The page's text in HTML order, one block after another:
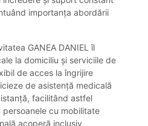
importanța abordării
GANEA DANIEL îl
la domiciliu și serviciile de
de acces la îngrijire
de asistență medicală
facilitând astfel
cu mobilitate
acoperă inclusiv